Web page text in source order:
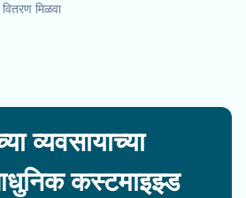
मिळवा
व्यवसायाच्या
कस्टमाइझ्ड